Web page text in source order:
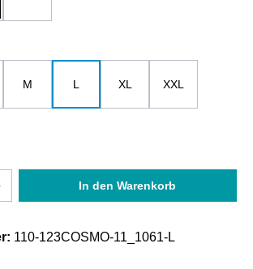
M L XL XXL
Gib den gewünschten
In den Warenkorb
110-123COSMO-11_1061-L